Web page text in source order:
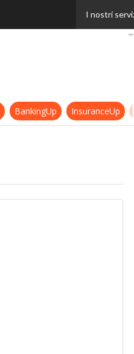
I nostri
BankingUp InsuranceUp